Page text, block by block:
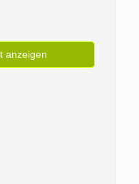
anzeigen